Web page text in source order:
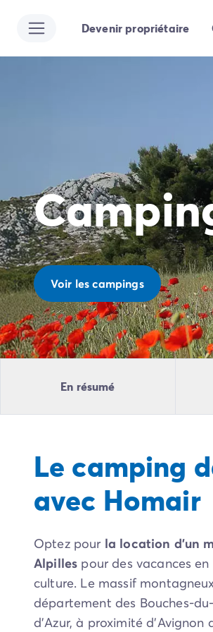
Toutes nos destinations
Camping Dordogne
Camping Gironde
Camping Arcachon
Camping Bordeaux
Camping Les Landes
Camping Biscarrosse
Camping Hossegor
Camping Messanges
Camping Mimizan
Camping Pyrénées Atlantiques
Camping Biarritz
Camping Bidart
Camping Bretagne
Camping Saint-Malo
Camping Morbihan
Camping Vannes
Camping Centre-Val de Loire
Camping Chenonceau
Camping Champagne-Ardenne
Camping Ardennes
Camping Corse
Camping Corse-du-Sud
Camping Bonifacio
Devenir propriétaire
Voir les campings
En résumé
Le camping
avec Homair
Optez pour la location d’un
Alpilles pour des vacances
culture. Le massif
département des Bouches-
d’Azur, à proximité